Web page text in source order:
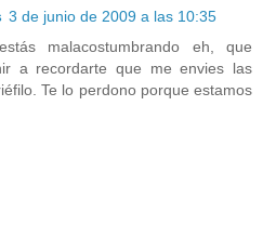
3 de junio de 2009 a las 10:35
malacostumbrando eh, que
a recordarte que me envies las
Te lo perdono porque estamos